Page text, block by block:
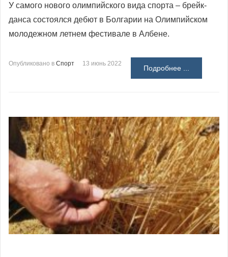
У самого нового олимпийского вида спорта – брейк-
данса состоялся дебют в Болгарии на Олимпийском
молодежном летнем фестивале в Албене.
Опубликовано в Спорт 13 июнь 2022
Подробнее ...